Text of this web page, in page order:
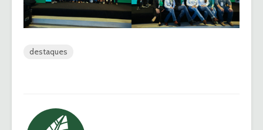
destaques